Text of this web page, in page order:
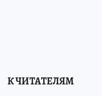
К ЧИТАТЕЛЯМ